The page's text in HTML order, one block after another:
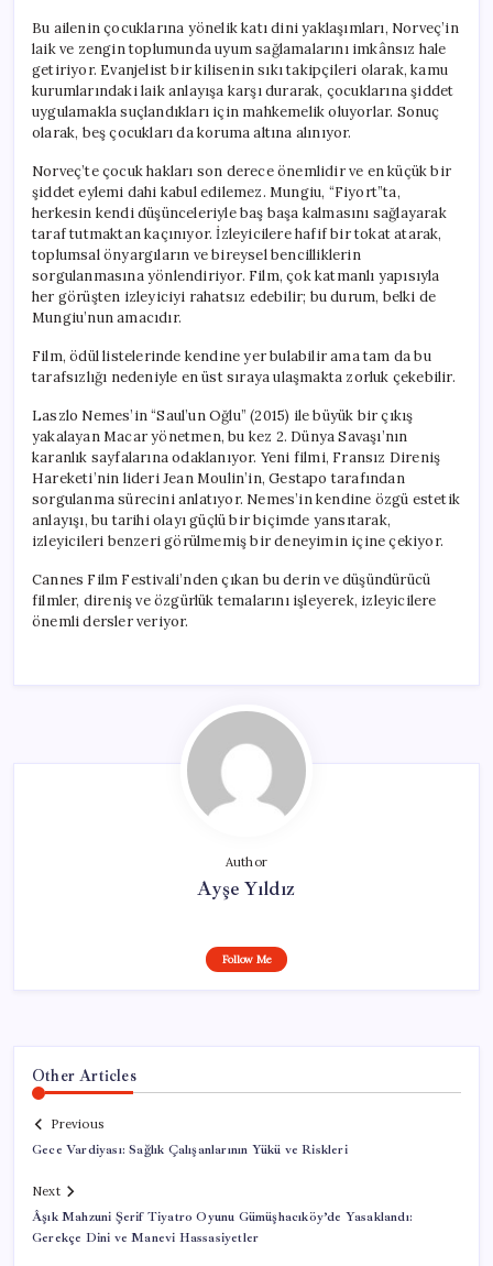
Bu ailenin çocuklarına yönelik katı dini yaklaşımları, Norveç’in
laik ve zengin toplumunda uyum sağlamalarını imkânsız hale
getiriyor. Evanjelist bir kilisenin sıkı takipçileri olarak, kamu
kurumlarındaki laik anlayışa karşı durarak, çocuklarına şiddet
uygulamakla suçlandıkları için mahkemelik oluyorlar. Sonuç
olarak, beş çocukları da koruma altına alınıyor.
Norveç’te çocuk hakları son derece önemlidir ve en küçük bir
şiddet eylemi dahi kabul edilemez. Mungiu, “Fiyort”ta,
herkesin kendi düşünceleriyle baş başa kalmasını sağlayarak
taraf tutmaktan kaçınıyor. İzleyicilere hafif bir tokat atarak,
toplumsal önyargıların ve bireysel bencilliklerin
sorgulanmasına yönlendiriyor. Film, çok katmanlı yapısıyla
her görüşten izleyiciyi rahatsız edebilir; bu durum, belki de
Mungiu’nun amacıdır.
Film, ödül listelerinde kendine yer bulabilir ama tam da bu
tarafsızlığı nedeniyle en üst sıraya ulaşmakta zorluk çekebilir.
Laszlo Nemes’in “Saul’un Oğlu” (2015) ile büyük bir çıkış
yakalayan Macar yönetmen, bu kez 2. Dünya Savaşı’nın
karanlık sayfalarına odaklanıyor. Yeni filmi, Fransız Direniş
Hareketi’nin lideri Jean Moulin’in, Gestapo tarafından
sorgulanma sürecini anlatıyor. Nemes’in kendine özgü estetik
anlayışı, bu tarihi olayı güçlü bir biçimde yansıtarak,
izleyicileri benzeri görülmemiş bir deneyimin içine çekiyor.
Cannes Film Festivali’nden çıkan bu derin ve düşündürücü
filmler, direniş ve özgürlük temalarını işleyerek, izleyicilere
önemli dersler veriyor.
Author
Ayşe Yıldız
Follow Me
Other Articles
Previous
Gece Vardiyası: Sağlık Çalışanlarının Yükü ve Riskleri
Next
Âşık Mahzuni Şerif Tiyatro Oyunu Gümüşhacıköy’de Yasaklandı:
Gerekçe Dini ve Manevi Hassasiyetler